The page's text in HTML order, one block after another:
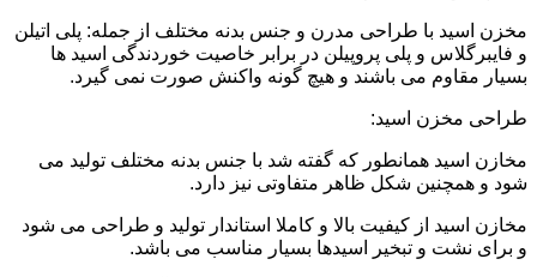
مخزن اسید با طراحی مدرن و جنس بدنه مختلف از جمله: پلی اتیلن
و فایبرگلاس و پلی پروپیلن در برابر خاصیت خوردندگی اسید ها
بسیار مقاوم می باشند و هیچ گونه واکنش صورت نمی گیرد.
طراحی مخزن اسید:
مخازن اسید همانطور که گفته شد با جنس بدنه مختلف تولید می
شود و همچنین شکل ظاهر متفاوتی نیز دارد.
مخازن اسید از کیفیت بالا و کاملا استاندار تولید و طراحی می شود
و برای نشت و تبخیر اسیدها بسیار مناسب می باشد.